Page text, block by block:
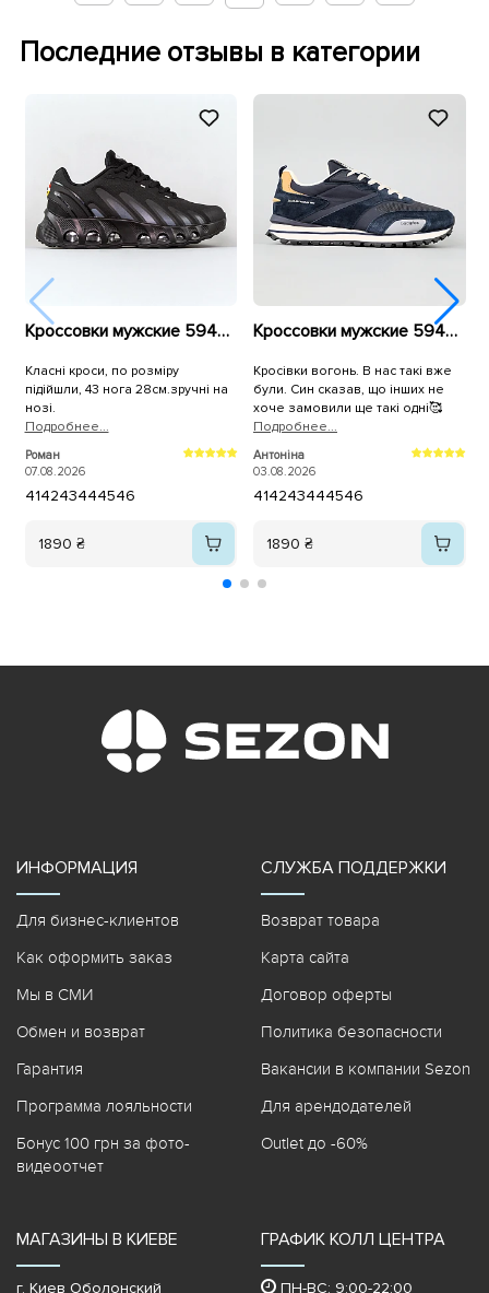
Последние отзывы в категории
Кроссовки мужские 594878 Черные
Класні кроси, по розміру
підійшли, 43 нога 28см.зручні на
нозі.
Подробнее...
Роман
07.08.2026
414243444546
1890 ₴
Кроссовки мужские 594637 Синие
Кросівки вогонь. В нас такі вже
були. Син сказав, що інших не
хоче замовили ще такі одні🥰
Подробнее...
Антоніна
03.08.2026
414243444546
1890 ₴
ИНФОРМАЦИЯ
Для бизнес-клиентов
Как оформить заказ
Мы в СМИ
Обмен и возврат
Гарантия
Программа лояльности
Бонус 100 грн за фото-
видеоотчет
СЛУЖБА ПОДДЕРЖКИ
Возврат товара
Карта сайта
Договор оферты
Политика безопасности
Вакансии в компании Sezon
Для арендодателей
Outlet до -60%
МАГАЗИНЫ В КИЕВЕ
г. Киев Оболонский
ГРАФИК КОЛЛ ЦЕНТРА
ПН-ВС: 9:00-22:00